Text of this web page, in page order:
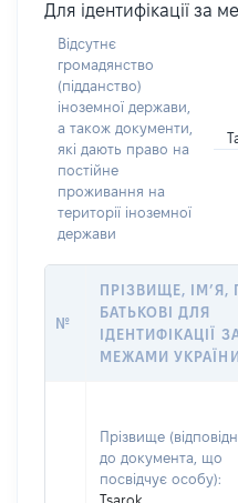
Для ідентифікації за
Відсутнє
громадянство
(підданство)
іноземної держави,
а також документи,
які дають право на
постійне
проживання на
території іноземної
держави
№
ПРІЗВИЩЕ, ІМ’Я,
БАТЬКОВІ ДЛЯ
ІДЕНТИФІКАЦІЇ
МЕЖАМИ УКРАЇНИ
Прізвище
до документа, що
посвідчує особу):
Tsarok